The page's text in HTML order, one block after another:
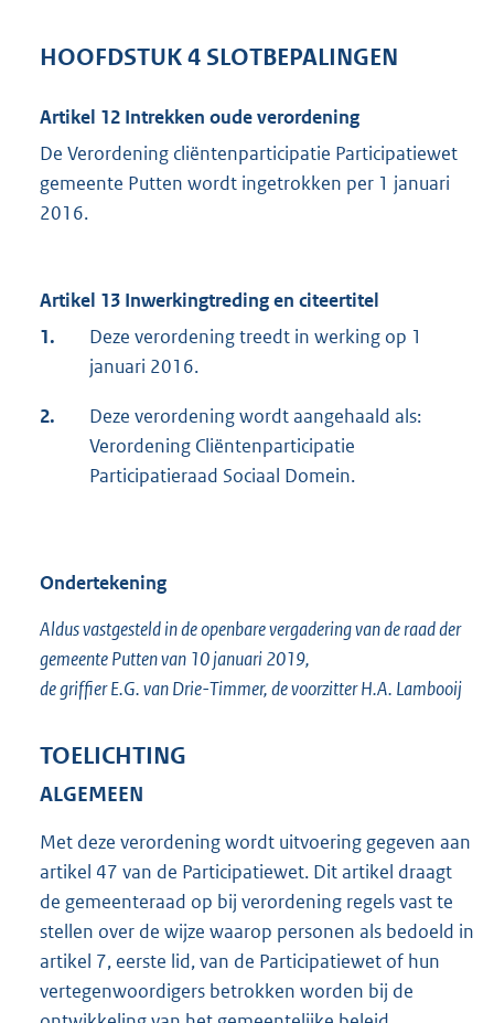
HOOFDSTUK 4 SLOTBEPALINGEN
Artikel 12 Intrekken oude verordening
De Verordening cliëntenparticipatie Participatiewet
gemeente Putten wordt ingetrokken per 1 januari
2016.
Artikel 13 Inwerkingtreding en citeertitel
1.
Deze verordening treedt in werking op 1
januari 2016.
2.
Deze verordening wordt aangehaald als:
Verordening Cliëntenparticipatie
Participatieraad Sociaal Domein.
Ondertekening
Aldus vastgesteld in de openbare vergadering van de raad der
gemeente Putten van 10 januari 2019,
de griffier E.G. van Drie-Timmer, de voorzitter H.A. Lambooij
TOELICHTING
ALGEMEEN
Met deze verordening wordt uitvoering gegeven aan
artikel 47 van de Participatiewet. Dit artikel draagt
de gemeenteraad op bij verordening regels vast te
stellen over de wijze waarop personen als bedoeld in
artikel 7, eerste lid, van de Participatiewet of hun
vertegenwoordigers betrokken worden bij de